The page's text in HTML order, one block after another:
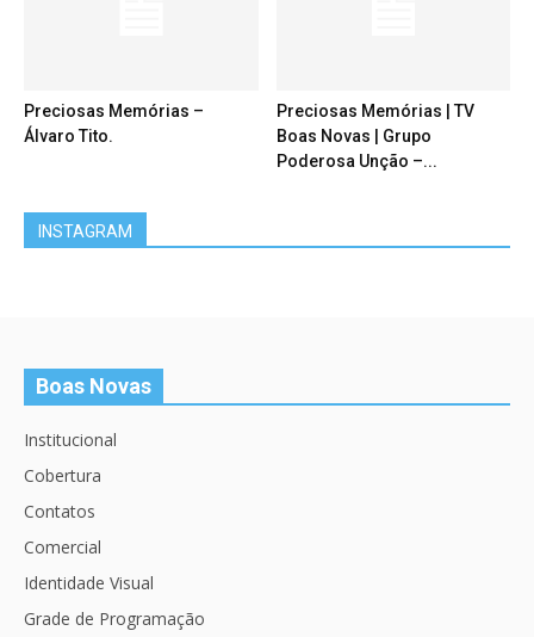
Preciosas Memórias –
Álvaro Tito.
Preciosas Memórias | TV
Boas Novas | Grupo
Poderosa Unção –...
INSTAGRAM
Boas Novas
Institucional
Cobertura
Contatos
Comercial
Identidade Visual
Grade de Programação